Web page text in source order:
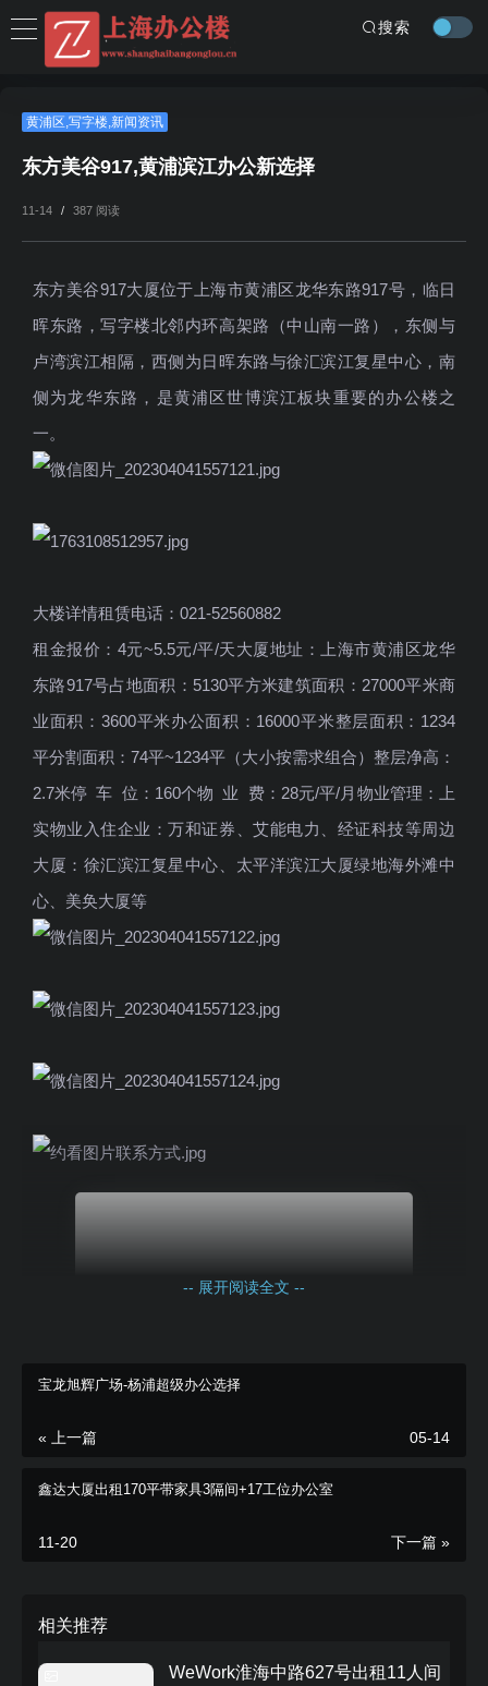
搜索
黄浦区,写字楼,新闻资讯
东方美谷917,黄浦滨江办公新选择
11-14 / 387 阅读
东方美谷917大厦位于上海市黄浦区龙华东路917号，临日
晖东路，写字楼北邻内环高架路（中山南一路），东侧与
卢湾滨江相隔，西侧为日晖东路与徐汇滨江复星中心，南
侧为龙华东路，是黄浦区世博滨江板块重要的办公楼之
一。
大楼详情租赁电话：021-52560882
租金报价：4元~5.5元/平/天大厦地址：上海市黄浦区龙华
东路917号占地面积：5130平方米建筑面积：27000平米商
业面积：3600平米办公面积：16000平米整层面积：1234
平分割面积：74平~1234平（大小按需求组合）整层净高：
2.7米停 车 位：160个物 业 费：28元/平/月物业管理：上
实物业入住企业：万和证券、艾能电力、经证科技等周边
大厦：徐汇滨江复星中心、太平洋滨江大厦绿地海外滩中
心、美奂大厦等
本文来自投稿，不代表本站立场，如若转载，请注明出处：
-- 展开阅读全文 --
宝龙旭辉广场-杨浦超级办公选择
« 上一篇 05-14
鑫达大厦出租170平带家具3隔间+17工位办公室
下一篇 »
11-20
相关推荐
WeWork淮海中路627号出租11人间